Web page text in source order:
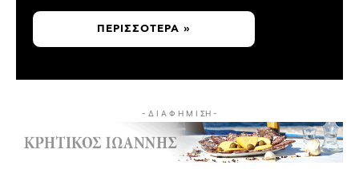
ΠΕΡΙΣΣΌΤΕΡΑ »
- Δ Ι Α Φ Η Μ Ι ΣΗ -